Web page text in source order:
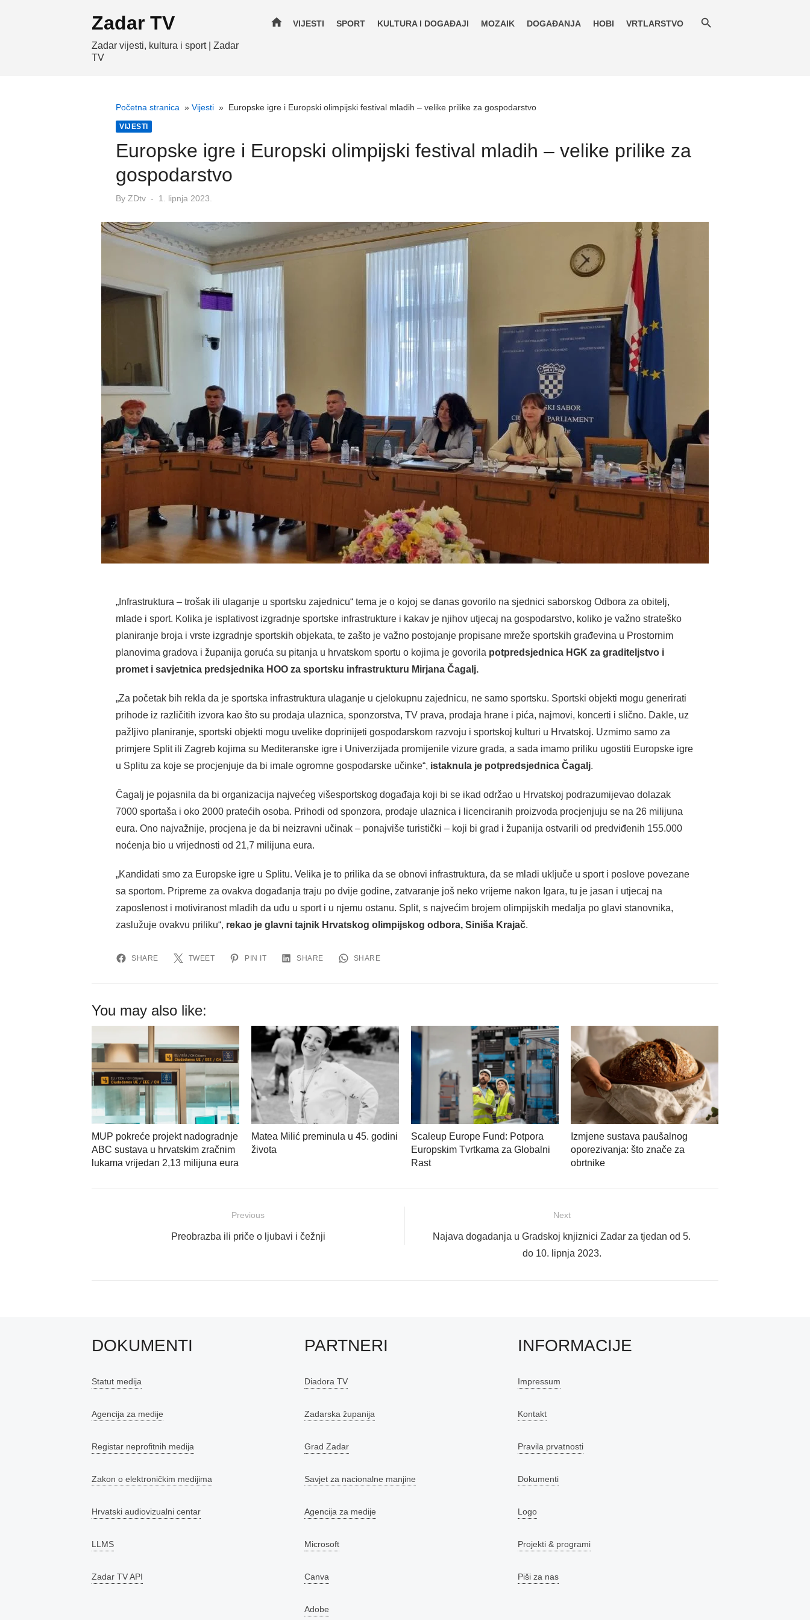
Zadar TV
Zadar vijesti, kultura i sport | Zadar
TV
home VIJESTI SPORT KULTURA I DOGAĐAJI MOZAIK DOGAĐANJA HOBI VRTLARSTVO
Početna stranica » Vijesti » Europske igre i Europski olimpijski festival mladih – velike prilike za gospodarstvo
VIJESTI
Europske igre i Europski olimpijski festival mladih – velike prilike za
gospodarstvo
By ZDtv
Posted
1. lipnja 2023.
„Infrastruktura – trošak ili ulaganje u sportsku zajednicu“ tema je o kojoj se danas govorilo na sjednici saborskog Odbora za obitelj,
mlade i sport. Kolika je isplativost izgradnje sportske infrastrukture i kakav je njihov utjecaj na gospodarstvo, koliko je važno strateško
planiranje broja i vrste izgradnje sportskih objekata, te zašto je važno postojanje propisane mreže sportskih građevina u Prostornim
planovima gradova i županija goruća su pitanja u hrvatskom sportu o kojima je govorila potpredsjednica HGK za graditeljstvo i
promet i savjetnica predsjednika HOO za sportsku infrastrukturu Mirjana Čagalj.
„Za početak bih rekla da je sportska infrastruktura ulaganje u cjelokupnu zajednicu, ne samo sportsku. Sportski objekti mogu generirati
prihode iz različitih izvora kao što su prodaja ulaznica, sponzorstva, TV prava, prodaja hrane i pića, najmovi, koncerti i slično. Dakle, uz
pažljivo planiranje, sportski objekti mogu uvelike doprinijeti gospodarskom razvoju i sportskoj kulturi u Hrvatskoj. Uzmimo samo za
primjere Split ili Zagreb kojima su Mediteranske igre i Univerzijada promijenile vizure grada, a sada imamo priliku ugostiti Europske igre
u Splitu za koje se procjenjuje da bi imale ogromne gospodarske učinke“, istaknula je potpredsjednica Čagalj.
Čagalj je pojasnila da bi organizacija najvećeg višesportskog događaja koji bi se ikad održao u Hrvatskoj podrazumijevao dolazak
7000 sportaša i oko 2000 pratećih osoba. Prihodi od sponzora, prodaje ulaznica i licenciranih proizvoda procjenjuju se na 26 milijuna
eura. Ono najvažnije, procjena je da bi neizravni učinak – ponajviše turistički – koji bi grad i županija ostvarili od predviđenih 155.000
noćenja bio u vrijednosti od 21,7 milijuna eura.
„Kandidati smo za Europske igre u Splitu. Velika je to prilika da se obnovi infrastruktura, da se mladi uključe u sport i poslove povezane
sa sportom. Pripreme za ovakva događanja traju po dvije godine, zatvaranje još neko vrijeme nakon Igara, tu je jasan i utjecaj na
zaposlenost i motiviranost mladih da uđu u sport i u njemu ostanu. Split, s najvećim brojem olimpijskih medalja po glavi stanovnika,
zaslužuje ovakvu priliku“, rekao je glavni tajnik Hrvatskog olimpijskog odbora, Siniša Krajač.
SHARE TWEET PIN IT SHARE SHARE
You may also like:
MUP pokreće projekt nadogradnje
ABC sustava u hrvatskim zračnim
lukama vrijedan 2,13 milijuna eura
Matea Milić preminula u 45. godini
života
Scaleup Europe Fund: Potpora
Europskim Tvrtkama za Globalni
Rast
Izmjene sustava paušalnog
oporezivanja: što znače za
obrtnike
Previous
Previous
Preobrazba ili priče o ljubavi i čežnji
Next
Next
Najava dogadanja u Gradskoj knjiznici Zadar za tjedan od 5.
do 10. lipnja 2023.
DOKUMENTI
Statut medija
Agencija za medije
Registar neprofitnih medija
Zakon o elektroničkim medijima
Hrvatski audiovizualni centar
LLMS
Zadar TV API
PARTNERI
Diadora TV
Zadarska županija
Grad Zadar
Savjet za nacionalne manjine
Agencija za medije
Microsoft
Canva
Adobe
INFORMACIJE
Impressum
Kontakt
Pravila prvatnosti
Dokumenti
Logo
Projekti & programi
Piši za nas